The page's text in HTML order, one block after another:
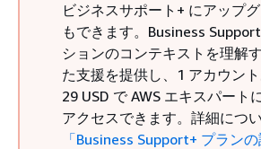
ビジネスサポート+ にアップ
もできます。Business
ションのコンテキストを理解
た支援を提供し、1 アカウン
29 USD で AWS エキスパート
アクセスできます。詳細につい
「Business Support+ プラン